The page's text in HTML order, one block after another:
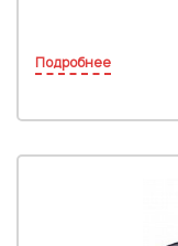
Подробнее